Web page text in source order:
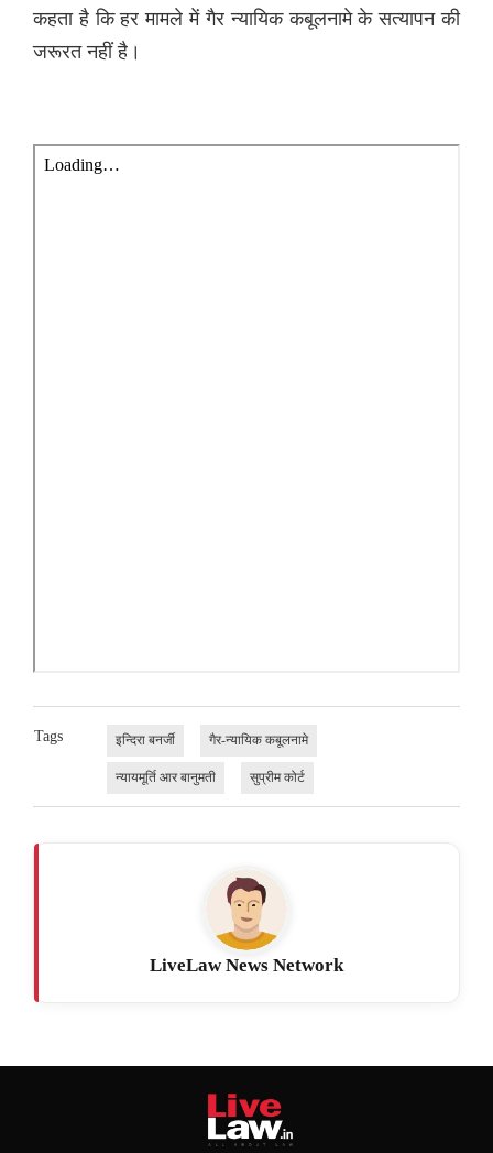
कहता है कि हर मामले में गैर न्यायिक कबूलनामे के सत्यापन की
जरूरत नहीं है।
Tags इन्दिरा बनर्जी गैर-न्यायिक कबूलनामे
न्यायमूर्ति आर बानुमती सुप्रीम कोर्ट
LiveLaw News Network